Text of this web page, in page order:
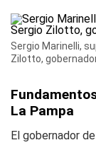
Sergio Marinelli,
Zilotto,
La Pampa
El gobernador de